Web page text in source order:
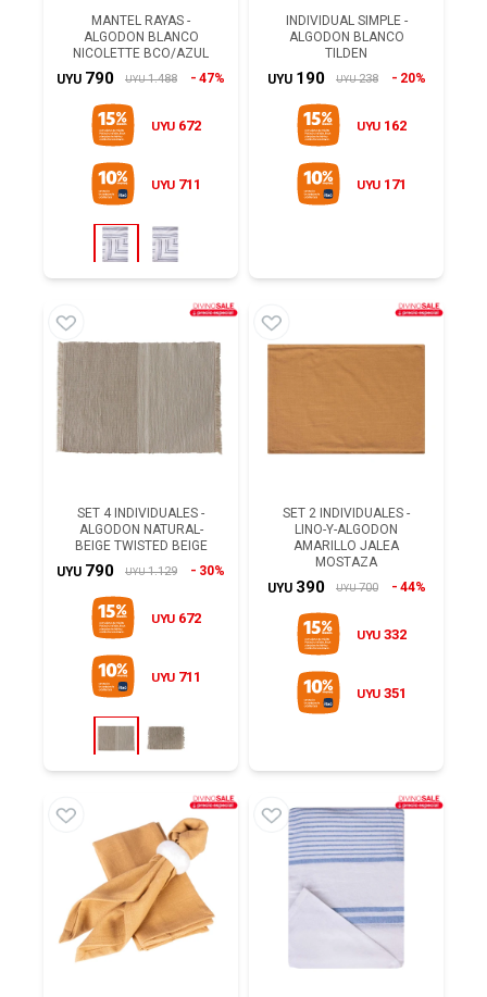
MANTEL RAYAS -
ALGODON BLANCO
NICOLETTE BCO/AZUL
UYU 790 UYU 1.488 47%
UYU 672
UYU 711
INDIVIDUAL SIMPLE -
ALGODON BLANCO
TILDEN
UYU 190 UYU 238 20%
UYU 162
UYU 171
SET 4 INDIVIDUALES -
ALGODON NATURAL-
BEIGE TWISTED BEIGE
UYU 790 UYU 1.129 30%
UYU 672
UYU 711
SET 2 INDIVIDUALES -
LINO-Y-ALGODON
AMARILLO JALEA
MOSTAZA
UYU 390 UYU 700 44%
UYU 332
UYU 351